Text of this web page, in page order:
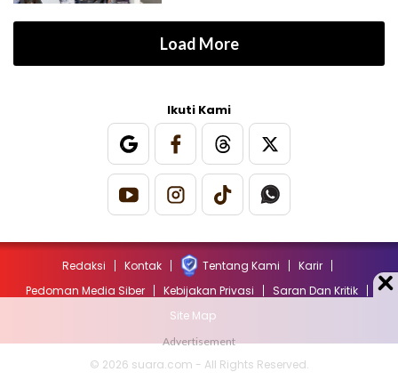
Load More
Ikuti Kami
Redaksi Kontak Tentang Kami
Karir
Pedoman Media Siber
Kebijakan Privasi
Saran Dan Kritik
Site Map
© 2026 suara.com - All Rights Reserved.